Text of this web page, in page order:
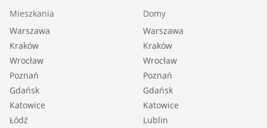
Mieszkania
Warszawa
Kraków
Wrocław
Poznań
Gdańsk
Katowice
Łódź
Domy
Warszawa
Kraków
Wrocław
Poznań
Gdańsk
Katowice
Lublin